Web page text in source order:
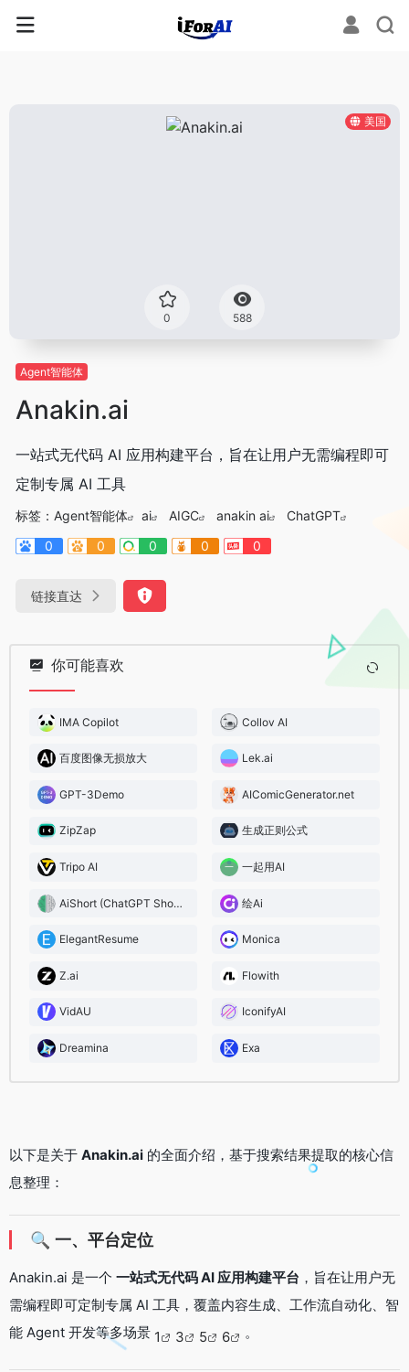
美国
0 588
Agent智能体
Anakin.ai
一站式无代码 AI 应用构建平台，旨在让用户无需编程即可
定制专属 AI 工具
标签： Agent智能体 ai AIGC anakin ai
ChatGPT
0
0 0 0 0
链接直达
你可能喜欢
IMA Copilot Collov AI
百度图像无损放大 Lek.ai
GPT-3Demo AIComicGenerator.net
ZipZap 生成正则公式
Tripo AI 一起用AI
AiShort (ChatGPT Shortcut) 绘Ai
ElegantResume Monica
Z.ai Flowith
VidAU IconifyAI
Dreamina Exa
以下是关于 Anakin.ai 的全面介绍，基于搜索结果提取的核心信
息整理：
🔍 一、平台定位
Anakin.ai 是一个 一站式无代码 AI 应用构建平台 ，旨在让用户无
需编程即可定制专属 AI 工具，覆盖内容生成、工作流自动化、智
能 Agent 开发等多场景 1 3 5 6 。